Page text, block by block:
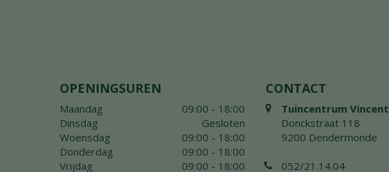
OPENINGSUREN
Maandag
09:00 - 18:00
Dinsdag
Gesloten
Woensdag
09:00 - 18:00
Donderdag
09:00 - 18:00
Vrijdag
09:00 - 18:00
CONTACT
Tuincentrum Vincent
Donckstraat 118
9200 Dendermonde
052/21.14.04